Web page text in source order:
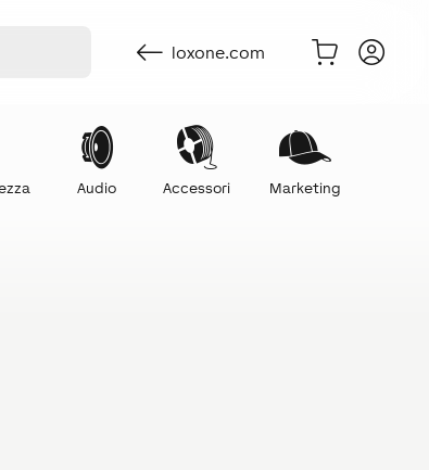
loxone.com
Audio Accessori Marketing